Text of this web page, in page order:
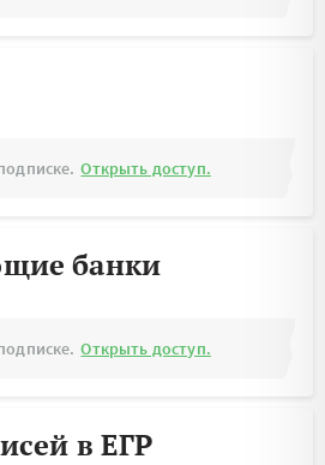
Открыть доступ.
банки
Открыть доступ.
в ЕГР